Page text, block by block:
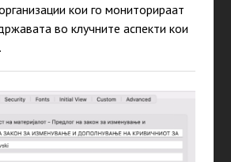
кои го мониторираат
во клучните аспекти кои